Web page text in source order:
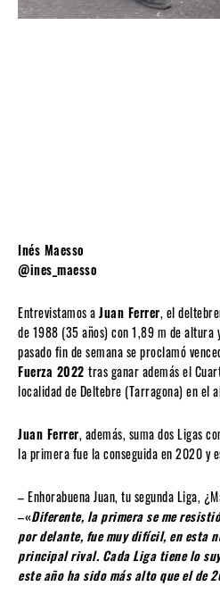
Inés Maesso
@ines_maesso
Entrevistamos aJuan Ferrer, el
de 1988 (35 años) con 1,89 m de altura
pasado fin de semana se proclamó
Fuerza 2022 tras ganar además el
localidad de Deltebre (Tarragona) en el
Juan Ferrer, además, suma dos Ligas
la primera fue la conseguida en 2020 y
– Enhorabuena Juan, tu segunda Liga,
–«Diferente, la primera se me
por delante, fue muy difícil, en esta
principal rival. Cada Liga tiene lo
este año ha sido más alto que el de